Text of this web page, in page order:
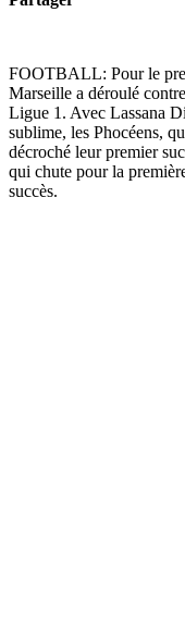
FOOTBALL: Pour le
Marseille a déroulé
Ligue 1. Avec Lassana
sublime, les Phocéens,
décroché leur premier
qui chute pour la
succès.